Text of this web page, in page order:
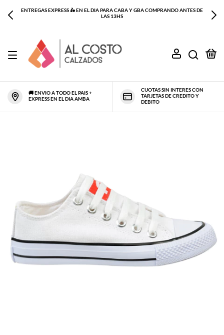
ENTREGAS EXPRESS 🛵 EN EL DIA PARA CABA Y GBA COMPRANDO ANTES DE
LAS 13HS
🚚 ENVIO A TODO EL PAIS +
EXPRESS EN EL DIA AMBA
CUOTAS SIN INTERES CON
TARJETAS DE CREDITO Y
DEBITO